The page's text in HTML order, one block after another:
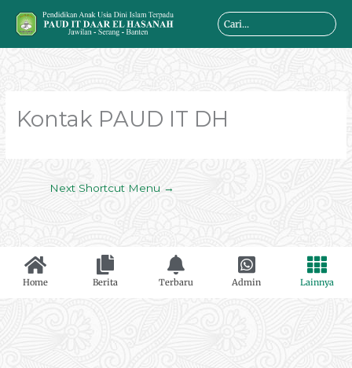
content
Search
Kontak PAUD IT DH
Next Shortcut Menu →
Home Berita Terbaru Admin Lainnya